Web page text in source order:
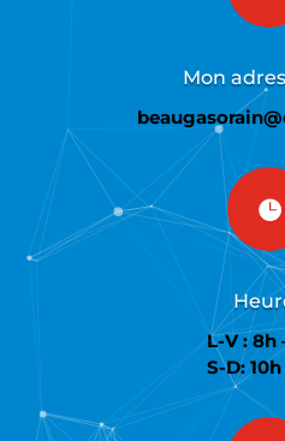
Mon

L-V : 8h
S-D: 10h